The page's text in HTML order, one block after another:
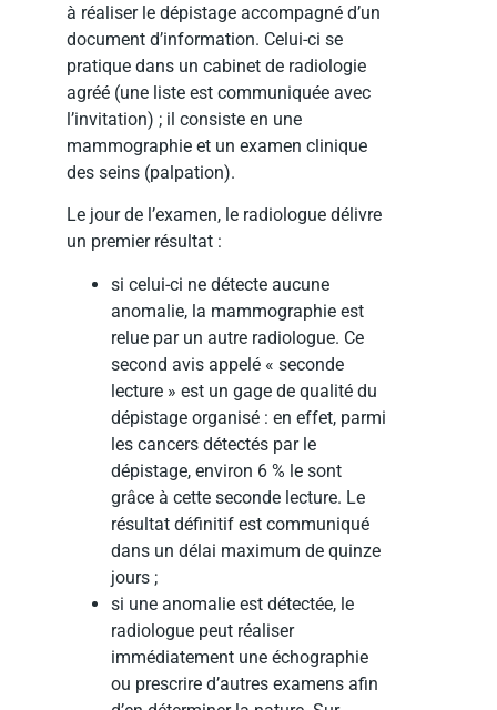
à réaliser le dépistage accompagné d’un
document d’information. Celui-ci se
pratique dans un cabinet de radiologie
agréé (une liste est communiquée avec
l’invitation) ; il consiste en une
mammographie et un examen clinique
des seins (palpation).
Le jour de l’examen, le radiologue délivre
un premier résultat :
si celui-ci ne détecte aucune
anomalie, la mammographie est
relue par un autre radiologue. Ce
second avis appelé « seconde
lecture » est un gage de qualité du
dépistage organisé : en effet, parmi
les cancers détectés par le
dépistage, environ 6 % le sont
grâce à cette seconde lecture. Le
résultat définitif est communiqué
dans un délai maximum de quinze
jours ;
si une anomalie est détectée, le
radiologue peut réaliser
immédiatement une échographie
ou prescrire d’autres examens afin